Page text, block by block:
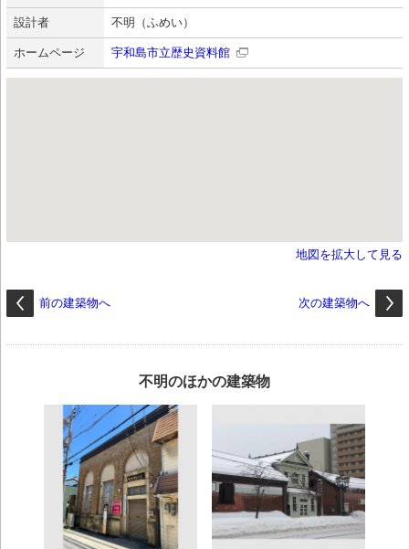
設計者 不明（ふめい）
ホームページ 宇和島市立歴史資料館
地図を拡大して見る
前の建築物へ 次の建築物へ
不明のほかの建築物